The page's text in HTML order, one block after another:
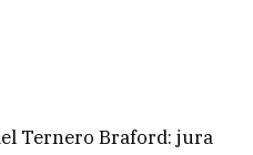
Ternero Braford: jura